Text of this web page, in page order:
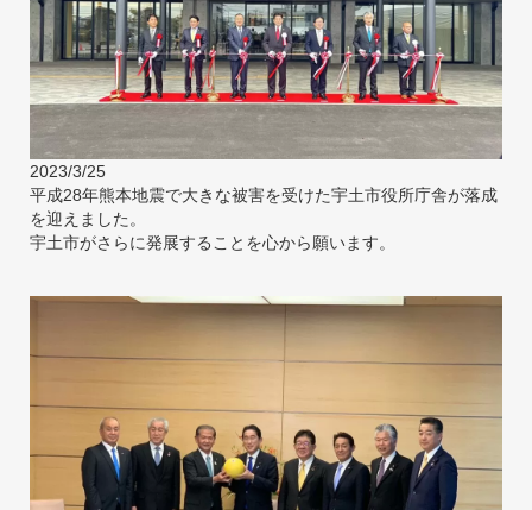
2023/3/25
平成28年熊本地震で大きな被害を受けた宇土市役所庁舎が落成
を迎えました。
宇土市がさらに発展することを心から願います。